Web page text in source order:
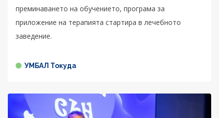
преминаването на обучението, програма за
приложение на терапията стартира в лечебното
заведение.
УМБАЛ Токуда